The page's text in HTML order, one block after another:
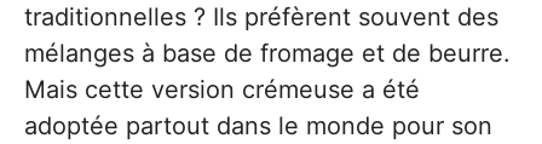
traditionnelles ? Ils préfèrent souvent des
mélanges à base de fromage et de beurre.
Mais cette version crémeuse a été
adoptée partout dans le monde pour son